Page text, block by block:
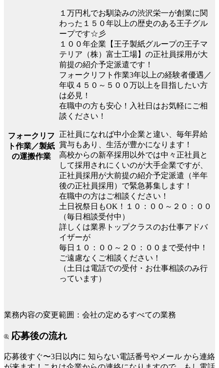
フォークリフ
ト作業／製紙
の運搬作業
１万円札でお馴染みの渋沢栄一が創業に関
わった１５０年以上の歴史のある王子グル
ープです☆彡
１００年企業【王子製紙グループの王子マ
テリア（株）富士工場】の正社員採用が大
前提の紹介予定派遣です！
フォークリフト作業3年以上の経験者優遇／
年収４５０～５００万以上を目指したい方
は必見！
在職中の方も安心！入社日はお気軽にご相
談ください！
正社員になれば中小企業と違い、毎年昇給
賞与もあり、生活が豊かになります！
高校からの新卒採用以外では中々正社員と
して採用されにくいのが大手企業ですが、
正社員採用が大前提の紹介予定派遣（半年
後の正社員採用）で緊急募集します！
在職中の方はご相談ください！
土日祝祭日もOK！１０：００～２０：００
（毎日相談受付中）
詳しくは業界トップクラスのお仕事アドバ
イザーが
毎日１０：００～２０：００まで受付中！
ご遠慮なくご相談ください！
（土日は電話での受付・お仕事相談のみ行
っています）
業務内容の変更範囲：会社の定めるすべての業務
応募後の流れ
応募後すぐ〜3日以内に 知らない電話番号やメール から連絡